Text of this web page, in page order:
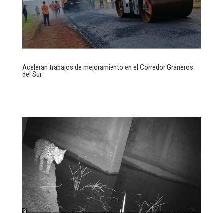
Aceleran trabajos de mejoramiento en el Corredor Graneros
del Sur